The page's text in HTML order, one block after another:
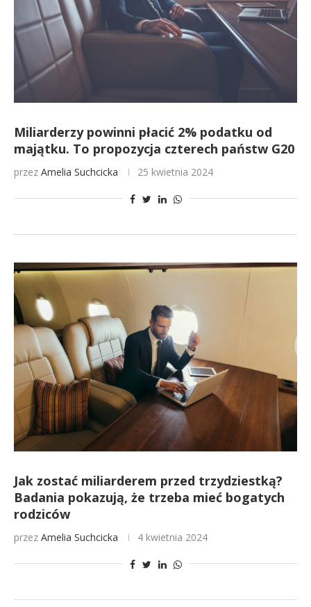
Miliarderzy powinni płacić 2% podatku od
majątku. To propozycja czterech państw G20
przez Amelia Suchcicka 25 kwietnia 2024
Jak zostać miliarderem przed trzydziestką?
Badania pokazują, że trzeba mieć bogatych
rodziców
przez Amelia Suchcicka 4 kwietnia 2024